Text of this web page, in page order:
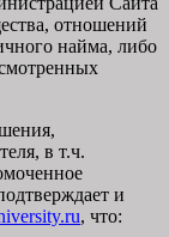
отношений
найма, либо
в т.ч.
и
, что: